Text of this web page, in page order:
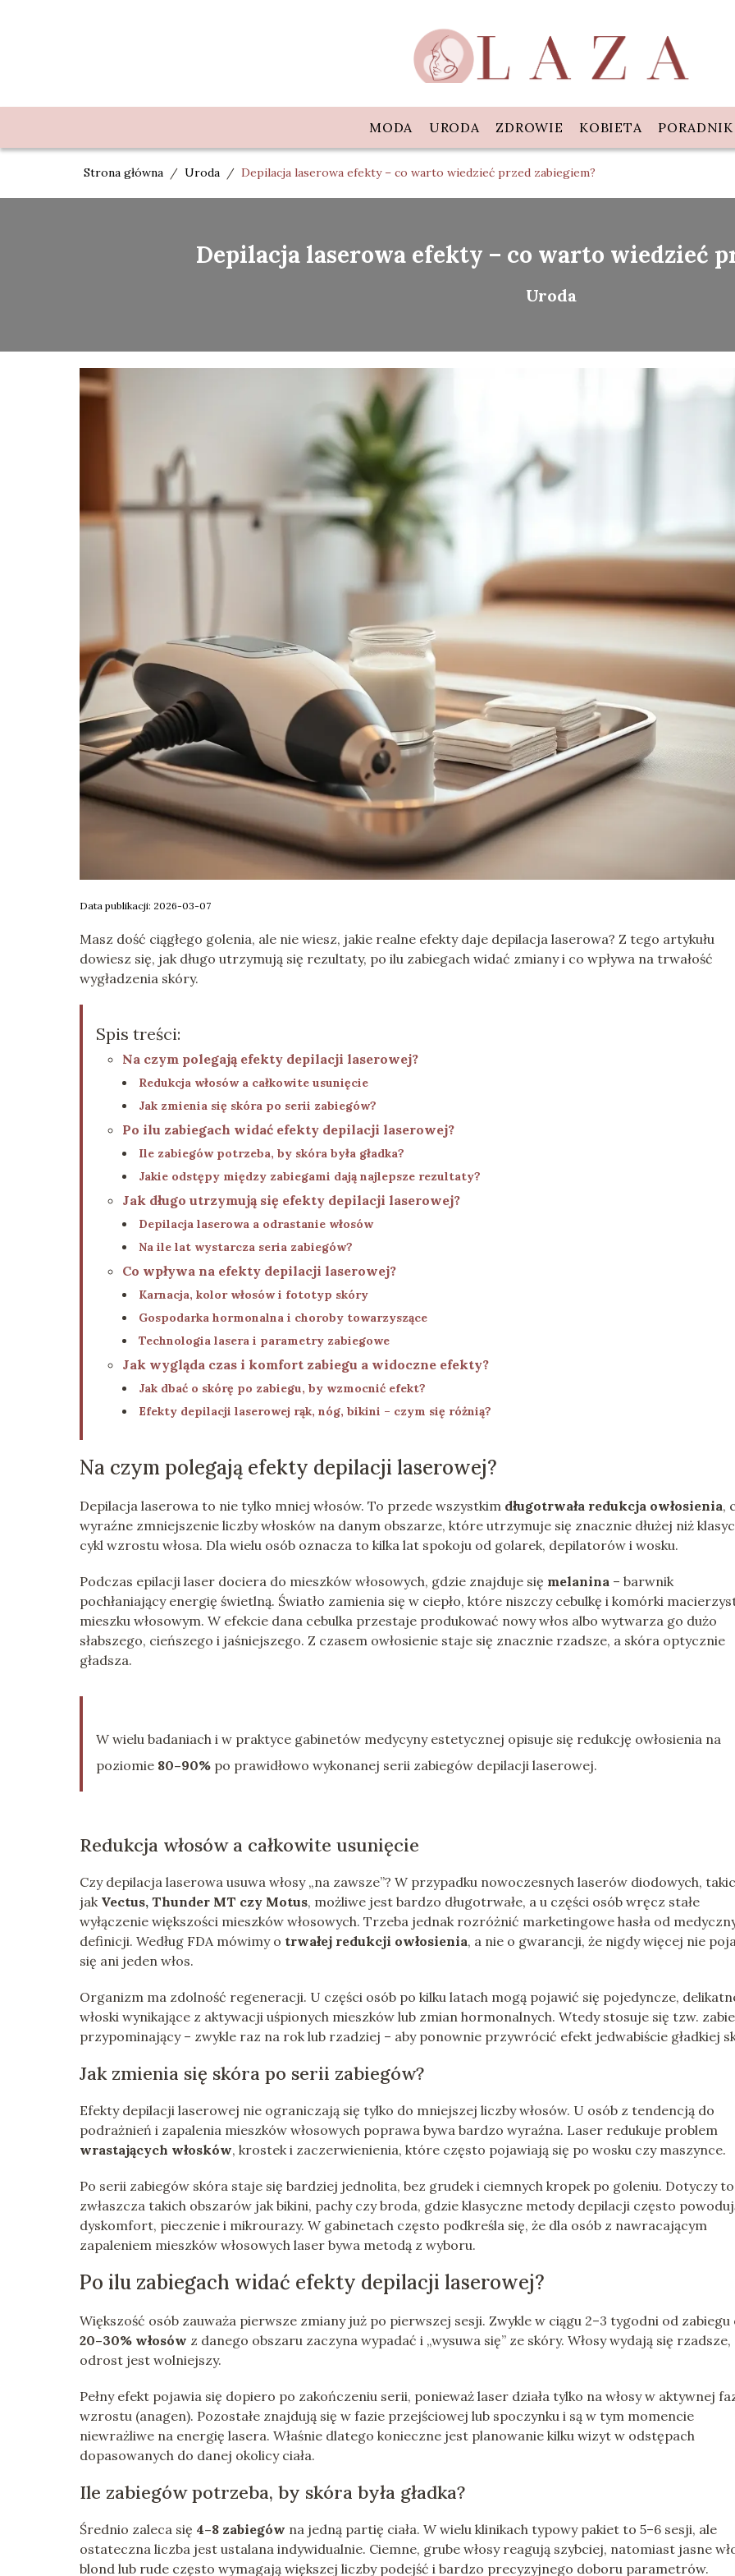
MODA URODA ZDROWIE KOBIETA PORADNIK
Strona główna / Uroda / Depilacja laserowa efekty – co warto wiedzieć przed zabiegiem?
Depilacja laserowa efekty – co warto wiedzieć
Uroda
Data publikacji: 2026-03-07
Masz dość ciągłego golenia, ale nie wiesz, jakie realne efekty daje depilacja laserowa? Z tego artykułu
dowiesz się, jak długo utrzymują się rezultaty, po ilu zabiegach widać zmiany i co wpływa na trwałość
wygładzenia skóry.
Spis treści:
Na czym polegają efekty depilacji laserowej?
Redukcja włosów a całkowite usunięcie
Jak zmienia się skóra po serii zabiegów?
Po ilu zabiegach widać efekty depilacji laserowej?
Ile zabiegów potrzeba, by skóra była gładka?
Jakie odstępy między zabiegami dają najlepsze rezultaty?
Jak długo utrzymują się efekty depilacji laserowej?
Depilacja laserowa a odrastanie włosów
Na ile lat wystarcza seria zabiegów?
Co wpływa na efekty depilacji laserowej?
Karnacja, kolor włosów i fototyp skóry
Gospodarka hormonalna i choroby towarzyszące
Technologia lasera i parametry zabiegowe
Jak wygląda czas i komfort zabiegu a widoczne efekty?
Jak dbać o skórę po zabiegu, by wzmocnić efekt?
Efekty depilacji laserowej rąk, nóg, bikini – czym się różnią?
Na czym polegają efekty depilacji laserowej?
Depilacja laserowa to nie tylko mniej włosów. To przede wszystkim długotrwała redukcja owłosienia,
wyraźne zmniejszenie liczby włosków na danym obszarze, które utrzymuje się znacznie dłużej niż
cykl wzrostu włosa. Dla wielu osób oznacza to kilka lat spokoju od golarek, depilatorów i wosku.
Podczas epilacji laser dociera do mieszków włosowych, gdzie znajduje się melanina – barwnik
pochłaniający energię świetlną. Światło zamienia się w ciepło, które niszczy cebulkę i komórki
mieszku włosowym. W efekcie dana cebulka przestaje produkować nowy włos albo wytwarza go dużo
słabszego, cieńszego i jaśniejszego. Z czasem owłosienie staje się znacznie rzadsze, a skóra optycznie
gładsza.
W wielu badaniach i w praktyce gabinetów medycyny estetycznej opisuje się redukcję owłosienia na
poziomie 80–90% po prawidłowo wykonanej serii zabiegów depilacji laserowej.
Redukcja włosów a całkowite usunięcie
Czy depilacja laserowa usuwa włosy „na zawsze”? W przypadku nowoczesnych laserów diodowych,
jak Vectus, Thunder MT czy Motus, możliwe jest bardzo długotrwałe, a u części osób wręcz stałe
wyłączenie większości mieszków włosowych. Trzeba jednak rozróżnić marketingowe hasła od
definicji. Według FDA mówimy o trwałej redukcji owłosienia, a nie o gwarancji, że nigdy więcej nie
się ani jeden włos.
Organizm ma zdolność regeneracji. U części osób po kilku latach mogą pojawić się pojedyncze,
włoski wynikające z aktywacji uśpionych mieszków lub zmian hormonalnych. Wtedy stosuje się tzw.
przypominający – zwykle raz na rok lub rzadziej – aby ponownie przywrócić efekt jedwabiście gładkiej
Jak zmienia się skóra po serii zabiegów?
Efekty depilacji laserowej nie ograniczają się tylko do mniejszej liczby włosów. U osób z tendencją do
podrażnień i zapalenia mieszków włosowych poprawa bywa bardzo wyraźna. Laser redukuje problem
wrastających włosków, krostek i zaczerwienienia, które często pojawiają się po wosku czy maszynce.
Po serii zabiegów skóra staje się bardziej jednolita, bez grudek i ciemnych kropek po goleniu. Dotyczy to
zwłaszcza takich obszarów jak bikini, pachy czy broda, gdzie klasyczne metody depilacji często
dyskomfort, pieczenie i mikrourazy. W gabinetach często podkreśla się, że dla osób z nawracającym
zapaleniem mieszków włosowych laser bywa metodą z wyboru.
Po ilu zabiegach widać efekty depilacji laserowej?
Większość osób zauważa pierwsze zmiany już po pierwszej sesji. Zwykle w ciągu 2–3 tygodni od zabiegu
20–30% włosów z danego obszaru zaczyna wypadać i „wysuwa się” ze skóry. Włosy wydają się rzadsze,
odrost jest wolniejszy.
Pełny efekt pojawia się dopiero po zakończeniu serii, ponieważ laser działa tylko na włosy w aktywnej
wzrostu (anagen). Pozostałe znajdują się w fazie przejściowej lub spoczynku i są w tym momencie
niewrażliwe na energię lasera. Właśnie dlatego konieczne jest planowanie kilku wizyt w odstępach
dopasowanych do danej okolicy ciała.
Ile zabiegów potrzeba, by skóra była gładka?
Średnio zaleca się 4–8 zabiegów na jedną partię ciała. W wielu klinikach typowy pakiet to 5–6 sesji, ale
ostateczna liczba jest ustalana indywidualnie. Ciemne, grube włosy reagują szybciej, natomiast jasne
blond lub rude często wymagają większej liczby podejść i bardzo precyzyjnego doboru parametrów.